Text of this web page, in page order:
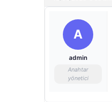
A
admin
Anahtar
yönetici